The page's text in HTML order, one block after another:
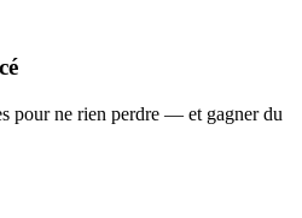
pour ne rien perdre — et gagner du